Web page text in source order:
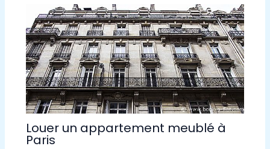
Louer un appartement meublé à
Paris